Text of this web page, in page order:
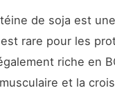
de soja est
rare pour les
riche en
et la